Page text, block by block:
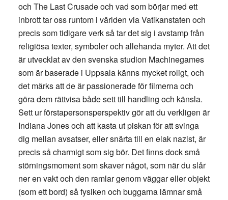
och The Last Crusade och vad som börjar med ett
inbrott tar oss runtom i världen via Vatikanstaten och
precis som tidigare verk så tar det sig i avstamp från
religiösa texter, symboler och allehanda myter. Att det
är utvecklat av den svenska studion Machinegames
som är baserade i Uppsala känns mycket roligt, och
det märks att de är passionerade för filmerna och
göra dem rättvisa både sett till handling och känsla.
Sett ur förstapersonsperspektiv gör att du verkligen är
Indiana Jones och att kasta ut piskan för att svinga
dig mellan avsatser, eller snärta till en elak nazist, är
precis så charmigt som sig bör. Det finns dock små
störningsmoment som skaver något, som när du slår
ner en vakt och den ramlar genom väggar eller objekt
(som ett bord) så fysiken och buggarna lämnar små